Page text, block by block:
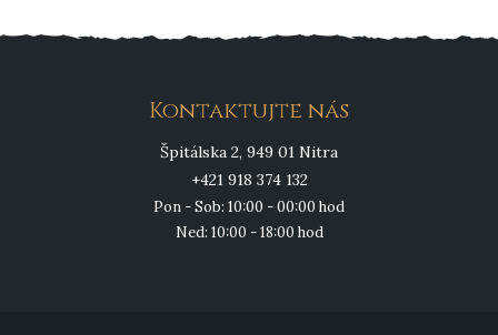
Kontaktujte nás
Špitálska 2, 949 01 Nitra
+421 918 374 132
Pon - Sob: 10:00 - 00:00 hod
Ned: 10:00 - 18:00 hod